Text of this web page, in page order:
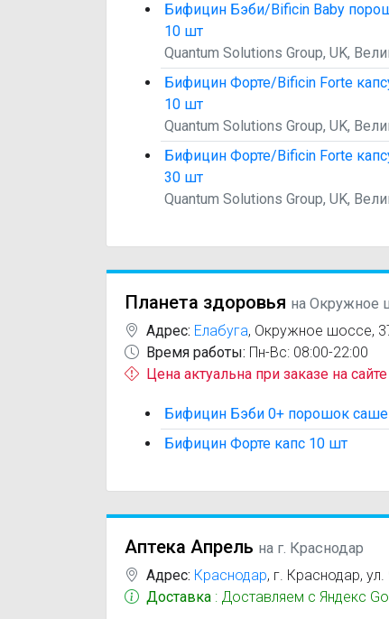
Бифицин Бэби/Bificin Baby
10 шт
Quantum Solutions Group, UK,
Бифицин Форте/Bificin Forte
10 шт
Quantum Solutions Group, UK,
Бифицин Форте/Bificin Forte
30 шт
Quantum Solutions Group, UK,
Планета здоровья на Окружное
Адрес: Елабуга, Окружное шоссе,
Время работы: Пн-Вс: 08:00-22:00
Цена актуальна при заказе на сайте
Бифицин Бэби 0+ порошок
Бифицин Форте капс 10 шт
Аптека Апрель на г. Краснодар
Адрес: Краснодар, г. Краснодар, ул.
Доставка : Доставляем с Яндекс Go